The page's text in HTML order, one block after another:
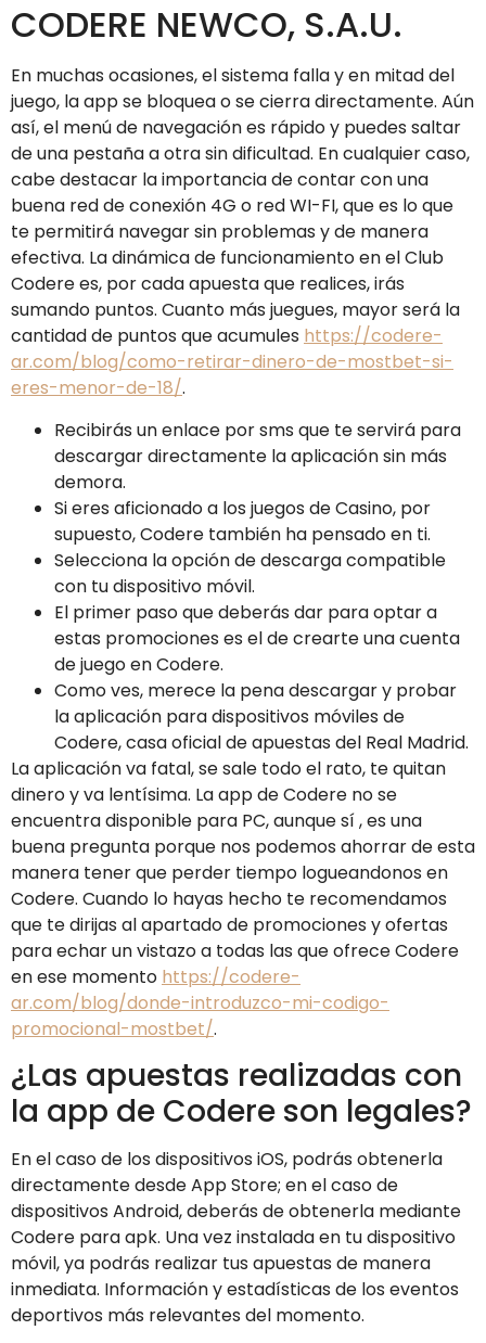
CODERE NEWCO, S.A.U.
En muchas ocasiones, el sistema falla y en mitad del
juego, la app se bloquea o se cierra directamente. Aún
así, el menú de navegación es rápido y puedes saltar
de una pestaña a otra sin dificultad. En cualquier caso,
cabe destacar la importancia de contar con una
buena red de conexión 4G o red WI-FI, que es lo que
te permitirá navegar sin problemas y de manera
efectiva. La dinámica de funcionamiento en el Club
Codere es, por cada apuesta que realices, irás
sumando puntos. Cuanto más juegues, mayor será la
cantidad de puntos que acumules https://codere-
ar.com/blog/como-retirar-dinero-de-mostbet-si-
eres-menor-de-18/.
Recibirás un enlace por sms que te servirá para
descargar directamente la aplicación sin más
demora.
Si eres aficionado a los juegos de Casino, por
supuesto, Codere también ha pensado en ti.
Selecciona la opción de descarga compatible
con tu dispositivo móvil.
El primer paso que deberás dar para optar a
estas promociones es el de crearte una cuenta
de juego en Codere.
Como ves, merece la pena descargar y probar
la aplicación para dispositivos móviles de
Codere, casa oficial de apuestas del Real Madrid.
La aplicación va fatal, se sale todo el rato, te quitan
dinero y va lentísima. La app de Codere no se
encuentra disponible para PC, aunque sí , es una
buena pregunta porque nos podemos ahorrar de esta
manera tener que perder tiempo logueandonos en
Codere. Cuando lo hayas hecho te recomendamos
que te dirijas al apartado de promociones y ofertas
para echar un vistazo a todas las que ofrece Codere
en ese momento https://codere-
ar.com/blog/donde-introduzco-mi-codigo-
promocional-mostbet/.
¿Las apuestas realizadas con
la app de Codere son legales?
En el caso de los dispositivos iOS, podrás obtenerla
directamente desde App Store; en el caso de
dispositivos Android, deberás de obtenerla mediante
Codere para apk. Una vez instalada en tu dispositivo
móvil, ya podrás realizar tus apuestas de manera
inmediata. Información y estadísticas de los eventos
deportivos más relevantes del momento.